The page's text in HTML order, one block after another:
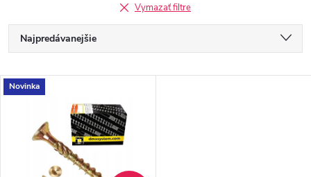
Vymazať filtre
R
a
Najpredávanejšie
Najlacnejšie
Najdrahšie
Abecedne
V
Novinka